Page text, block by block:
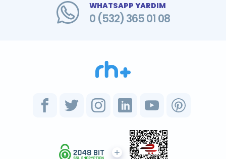
WHATSAPP YARDIM
0 (532) 365 01 08